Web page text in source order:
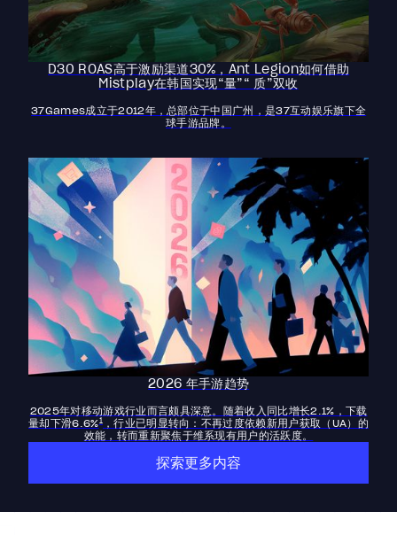
D30 ROAS高于激励渠道30%，Ant Legion如何借助
Mistplay在韩国实现“量”“ 质”双收
37Games成立于2012年，总部位于中国广州，是37互动娱乐旗下全
球手游品牌。
2026 年手游趋势
2025年对移动游戏行业而言颇具深意。随着收入同比增长2.1%，下载
量却下滑6.6%1，行业已明显转向：不再过度依赖新用户获取（UA）的
效能，转而重新聚焦于维系现有用户的活跃度。
探索更多内容